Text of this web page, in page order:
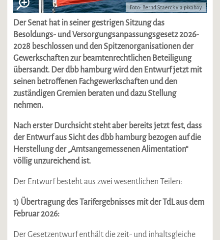
Foto: Bernd Staerck via pixabay
Der Senat hat in seiner gestrigen Sitzung das
Besoldungs- und Versorgungsanpassungsgesetz 2026-
2028 beschlossen und den Spitzenorganisationen der
Gewerkschaften zur beamtenrechtlichen Beteiligung
übersandt. Der dbb hamburg wird den Entwurf jetzt mit
seinen betroffenen Fachgewerkschaften und den
zuständigen Gremien beraten und dazu Stellung
nehmen.
Nach erster Durchsicht steht aber bereits jetzt fest, dass
der Entwurf aus Sicht des dbb hamburg bezogen auf die
Herstellung der „Amtsangemessenen Alimentation“
völlig unzureichend ist.
Der Entwurf besteht aus zwei wesentlichen Teilen:
1) Übertragung des Tarifergebnisses mit der TdL aus dem
Februar 2026:
Der Gesetzentwurf enthält die zeit- und inhaltsgleiche